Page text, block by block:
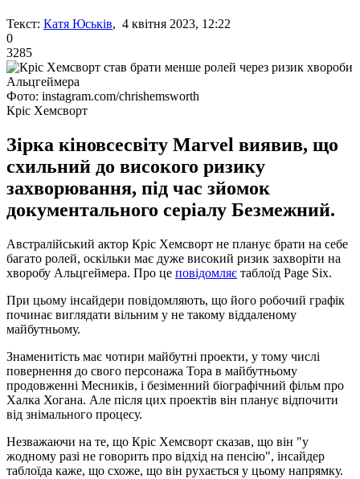
Текст: Катя Юськів, 4 квітня 2023, 12:22
0
3285
Фото: instagram.com/chrishemsworth
Кріс Хемсворт
Зірка кіновсесвіту Marvel виявив, що
схильний до високого ризику
захворювання, під час зйомок
документального серіалу Безмежний.
Австралійський актор Кріс Хемсворт не планує брати на себе
багато ролей, оскільки має дуже високий ризик захворіти на
хворобу Альцгеймера. Про це повідомляє таблоїд Page Six.
При цьому інсайдери повідомляють, що його робочий графік
починає виглядати вільним у не такому віддаленому
майбутньому.
Знаменитість має чотири майбутні проекти, у тому числі
повернення до свого персонажа Тора в майбутньому
продовженні Месників, і безіменний біографічний фільм про
Халка Хогана. Але після цих проектів він планує відпочити
від знімального процесу.
Незважаючи на те, що Кріс Хемсворт сказав, що він "у
жодному разі не говорить про відхід на пенсію", інсайдер
таблоїда каже, що схоже, що він рухається у цьому напрямку.